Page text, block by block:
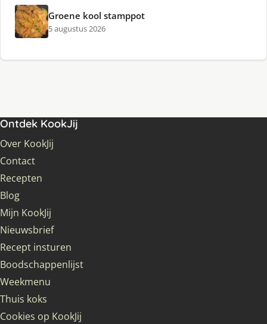
Groene kool stamppot
5 augustus 2026
Ontdek KookJij
Over KookJij
Contact
Recepten
Blog
Mijn KookJij
Nieuwsbrief
Recept insturen
Boodschappenlijst
Weekmenu
Thuis koks
Cookies op KookJij